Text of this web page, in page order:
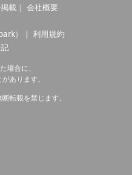
載
会社概要
）
利用規約
場合に、
あります。
転載を禁じます。